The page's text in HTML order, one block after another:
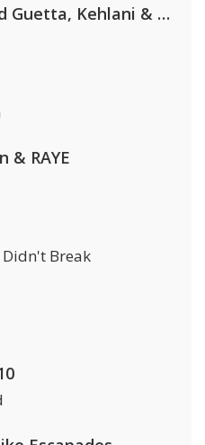
Hugel, David Guetta, Kehlani & Daecolm
& RAYE
Didn't Break